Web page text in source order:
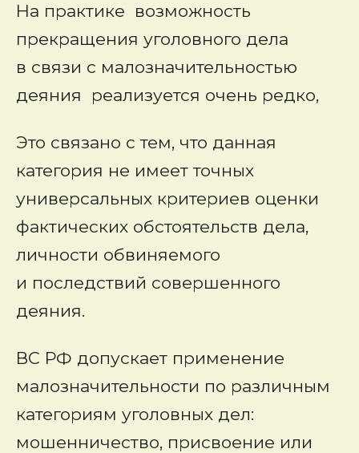
На практике возможность
прекращения уголовного дела
в связи с малозначительностью
деяния реализуется очень редко,
Это связано с тем, что данная
категория не имеет точных
универсальных критериев оценки
фактических обстоятельств дела,
личности обвиняемого
и последствий совершенного
деяния.
ВС РФ допускает применение
малозначительности по различным
категориям уголовных дел:
мошенничество, присвоение или